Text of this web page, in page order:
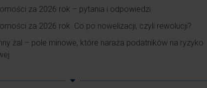
za 2026 rok – pytania i odpowiedzi
za 2026 rok. Co po nowelizacji, czyli rewolucji?
żal – pole minowe, które naraża podatników na ryzyko